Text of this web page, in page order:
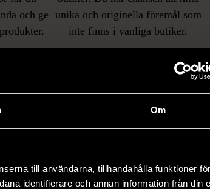
Om
till användarna, tillhandahålla funktioner för
identifierare och annan information från din
och ge
unika och originella föremål som
inte finns i vanliga butiker.